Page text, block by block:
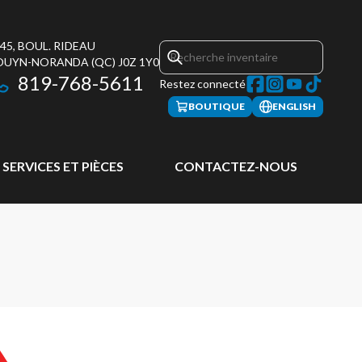
BOUL. RIDEAU
NORANDA (QC) J0Z 1Y0
819-768-5611 Restez connecté
BOUTIQUE ENGLISH
SERVICES ET PIÈCES CONTACTEZ-NOUS